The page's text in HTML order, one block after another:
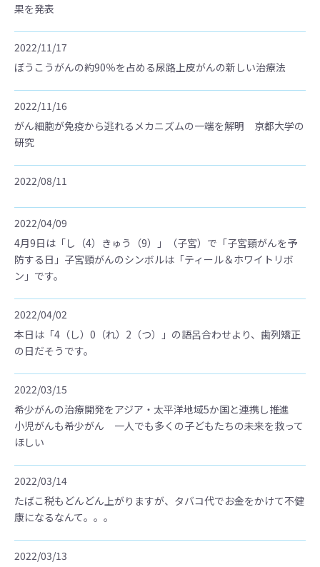
果を発表
2022/11/17
ぼうこうがんの約90％を占める尿路上皮がんの新しい治療法
2022/11/16
がん細胞が免疫から逃れるメカニズムの一端を解明 京都大学の
研究
2022/08/11
2022/04/09
4月9日は「し（4）きゅう（9）」（子宮）で「子宮頸がんを予
防する日」子宮頸がんのシンボルは「ティール＆ホワイトリボ
ン」です。
2022/04/02
本日は「4（し）0（れ）2（つ）」の語呂合わせより、歯列矯正
の日だそうです。
2022/03/15
希少がんの治療開発をアジア・太平洋地域5か国と連携し推進
小児がんも希少がん 一人でも多くの子どもたちの未来を救って
ほしい
2022/03/14
たばこ税もどんどん上がりますが、タバコ代でお金をかけて不健
康になるなんて。。。
2022/03/13